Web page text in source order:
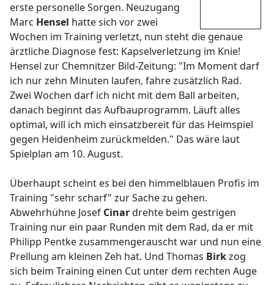
erste personelle Sorgen. Neuzugang
Marc Hensel hatte sich vor zwei
Wochen im Training verletzt, nun steht die genaue
ärztliche Diagnose fest: Kapselverletzung im Knie!
Hensel zur Chemnitzer Bild-Zeitung: "Im Moment darf
ich nur zehn Minuten laufen, fahre zusätzlich Rad.
Zwei Wochen darf ich nicht mit dem Ball arbeiten,
danach beginnt das Aufbauprogramm. Läuft alles
optimal, will ich mich einsatzbereit für das Heimspiel
gegen Heidenheim zurückmelden." Das wäre laut
Spielplan am 10. August.
Überhaupt scheint es bei den himmelblauen Profis im
Training "sehr scharf" zur Sache zu gehen.
Abwehrhühne Josef Cinardrehte beim gestrigen
Training nur ein paar Runden mit dem Rad, da er mit
Philipp Pentke zusammengerauscht war und nun eine
Prellung am kleinen Zeh hat. Und Thomas Birkzog
sich beim Training einen Cut unter dem rechten Auge